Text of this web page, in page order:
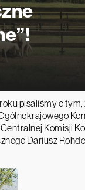
pisaliśmy o
Centralnej Komisji
Dariusz